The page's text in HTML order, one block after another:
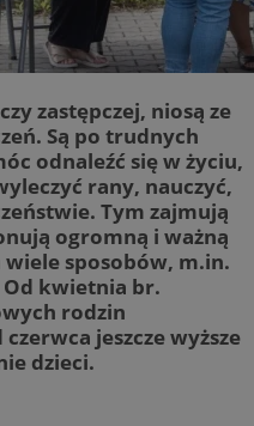
zastępczej, niosą ze
Są po trudnych
odnaleźć się w życiu,
rany, nauczyć,
Tym zajmują
ogromną i ważną
sposobów, m.in.
kwietnia br.
rodzin
jeszcze wyższe
dzieci.